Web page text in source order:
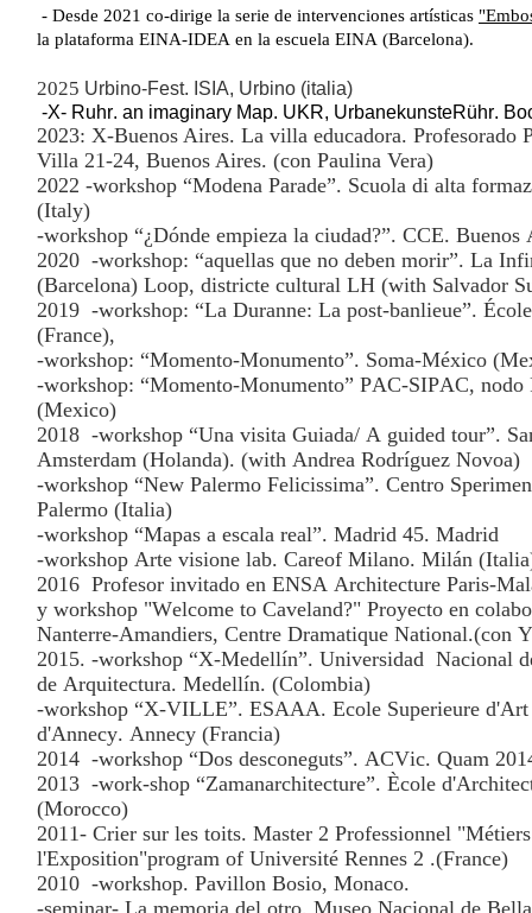
- Desde 2021 co-dirige la serie de intervenciones artísticas
la plataforma EINA-IDEA en la escuela EINA (Barcelona).
2025 Urbino-Fest. ISIA, Urbino (italia)
-X- Ruhr. an imaginary Map. UKR, UrbanekunsteRühr.
2023: X-Buenos Aires. La villa educadora. Profesorado
Villa 21-24, Buenos Aires. (con Paulina Vera)
2022 -workshop “Modena Parade”. Scuola di alta
(Italy)
-workshop “¿Dónde empieza la ciudad?”. CCE.
2020 -workshop: “aquellas que no deben morir”. La
(Barcelona) Loop, districte cultural LH (with Salvador
2019 -workshop: “La Duranne: La post-banlieue”.
(France),
-workshop: “Momento-Monumento”. Soma-México
-workshop: “Momento-Monumento” PAC-SIPAC, nodo
(Mexico)
2018 -workshop “Una visita Guiada/ A guided tour”.
Amsterdam (Holanda). (with Andrea Rodríguez Novoa)
-workshop “New Palermo Felicissima”. Centro
Palermo (Italia)
-workshop “Mapas a escala real”. Madrid 45. Madrid
-workshop Arte visione lab. Careof Milano. Milán
2016 Profesor invitado en ENSA Architecture Paris-
y workshop "Welcome to Caveland?" Proyecto en
Nanterre-Amandiers, Centre Dramatique National.(con
2015. -workshop “X-Medellín”. Universidad Nacional
de Arquitectura. Medellín. (Colombia)
-workshop “X-VILLE”. ESAAA. Ecole Superieure
d'Annecy. Annecy (Francia)
2014 -workshop “Dos desconeguts”. ACVic. Quam
2013 -work-shop “Zamanarchitecture”. Ècole
(Morocco)
2011- Crier sur les toits. Master 2 Professionnel
l'Exposition"program of Université Rennes 2 .(France)
2010 -workshop. Pavillon Bosio, Monaco.
-seminar- La memoria del otro. Museo Nacional de